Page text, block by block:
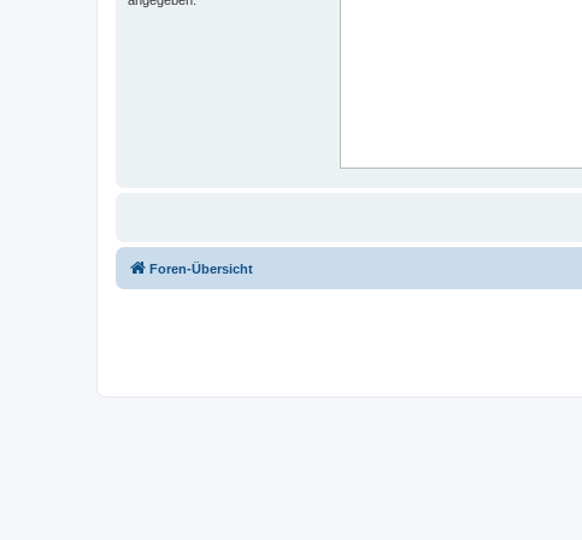
Foren-Übersicht